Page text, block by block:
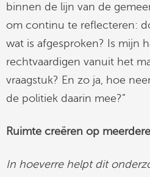
binnen de lijn van de
om continu te reflecteren:
wat is afgesproken? Is mijn
rechtvaardigen vanuit het
vraagstuk? En zo ja, hoe
de politiek daarin mee?”
Ruimte creëren op
In hoeverre helpt dit